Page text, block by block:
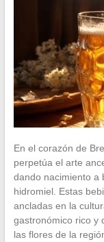
En el corazón de
perpetúa el arte
dando nacimiento a
hidromiel. Estas
ancladas en la
gastronómico rico y
las flores de la